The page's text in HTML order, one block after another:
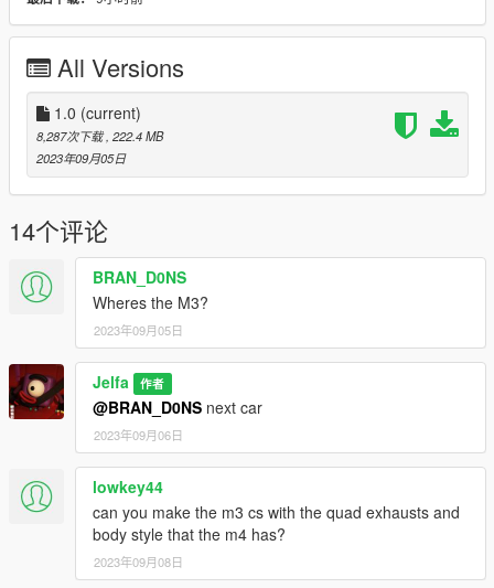
Model from GameModels.ru (CSR2,FH5) Jelfa
Sound Credits and thanks: TheAdmiester ta122s58
https://zh.gta5-mods.com/vehicles/bmw-m3-4-s58b30-engine-
sound-oiv-add-on-fivem
Features:
- modify 3D model（更正3D模型型准）
- rework material and texture （重做材质贴图，重新渲染，几乎
全部重做）
- HQ exterior, Interior, engine, boot
-HQ glass reflect
- Foldable mirror (door3 and door4)（可折叠后视镜）
- Fallable front and rear bumper of vehicle
- Real collision
All Versions
1.0 (current)
8,287次下载, 222.4 MB
2023年09月05日
14个评论
BRAN_D0NS
Wheres the M3?
2023年09月05日
Jelfa 作者
@BRAN_D0NS next car
2023年09月06日
lowkey44
can you make the m3 cs with the quad exhausts and
body style that the m4 has?
2023年09月08日